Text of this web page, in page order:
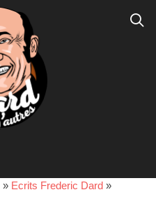
» Ecrits Frederic Dard »